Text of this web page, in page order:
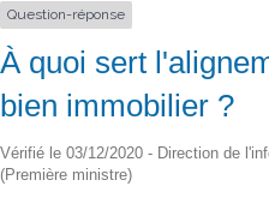
Question-réponse
À quoi sert
bien immobilier ?
Vérifié le 03/12/2020 - Direction de
(Première ministre)